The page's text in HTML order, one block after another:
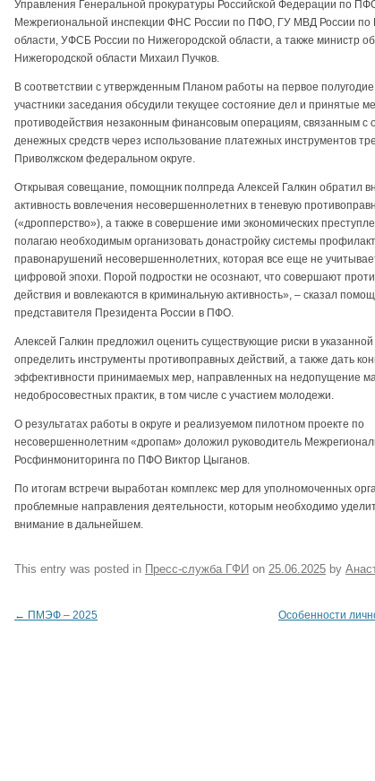
Управления Генеральной прокуратуры Российской Федерации по
Межрегиональной инспекции ФНС России по ПФО, ГУ МВД России по
области, УФСБ России по Нижегородской области, а также министр
Нижегородской области Михаил Пучков.
В соответствии с утвержденным Планом работы на первое
участники заседания обсудили текущее состояние дел и принятые
противодействия незаконным финансовым операциям, связанным с
денежных средств через использование платежных инструментов
Приволжском федеральном округе.
Открывая совещание, помощник полпреда Алексей Галкин обратил
активность вовлечения несовершеннолетних в теневую
(«дропперство»), а также в совершение ими экономических
полагаю необходимым организовать донастройку системы
правонарушений несовершеннолетних, которая все еще не
цифровой эпохи. Порой подростки не осознают, что совершают
действия и вовлекаются в криминальную активность», – сказал
представителя Президента России в ПФО.
Алексей Галкин предложил оценить существующие риски в
определить инструменты противоправных действий, а также дать
эффективности принимаемых мер, направленных на недопущение
недобросовестных практик, в том числе с участием молодежи.
О результатах работы в округе и реализуемом пилотном проекте по
несовершеннолетним «дропам» доложил руководитель
Росфинмониторинга по ПФО Виктор Цыганов.
По итогам встречи выработан комплекс мер для уполномоченных
проблемные направления деятельности, которым необходимо
внимание в дальнейшем.
This entry was posted in Пресс-служба ГФИ on 25.06.2025 by
Post navigation
← ПМЭФ – 2025
Особенности